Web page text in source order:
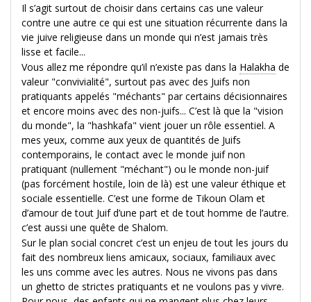
Il s’agit surtout de choisir dans certains cas une valeur
contre une autre ce qui est une situation récurrente dans la
vie juive religieuse dans un monde qui n’est jamais très
lisse et facile...
Vous allez me répondre qu’il n’existe pas dans la Halakha de
valeur "convivialité", surtout pas avec des Juifs non
pratiquants appelés "méchants" par certains décisionnaires
et encore moins avec des non-juifs... C’est là que la "vision
du monde", la "hashkafa" vient jouer un rôle essentiel. A
mes yeux, comme aux yeux de quantités de Juifs
contemporains, le contact avec le monde juif non
pratiquant (nullement "méchant") ou le monde non-juif
(pas forcément hostile, loin de là) est une valeur éthique et
sociale essentielle. C’est une forme de Tikoun Olam et
d’amour de tout Juif d’une part et de tout homme de l’autre.
c’est aussi une quête de Shalom.
Sur le plan social concret c’est un enjeu de tout les jours du
fait des nombreux liens amicaux, sociaux, familiaux avec
les uns comme avec les autres. Nous ne vivons pas dans
un ghetto de strictes pratiquants et ne voulons pas y vivre.